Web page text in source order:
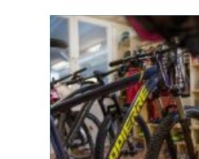
avgörande för att
vardagen ska fungera
och för att hunden ska
få ett rikt och välmående
liv. Ett bra hunddagis
kombinerar t...